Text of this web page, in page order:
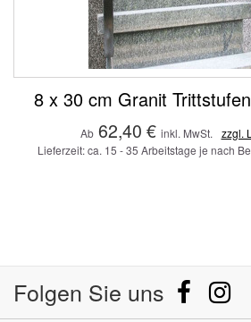
8 x 30 cm Granit
Ab 62,40 € inkl. MwSt.
zzgl.
Lieferzeit: ca. 15 - 35 Arbeitstage je nach
Folgen Sie uns